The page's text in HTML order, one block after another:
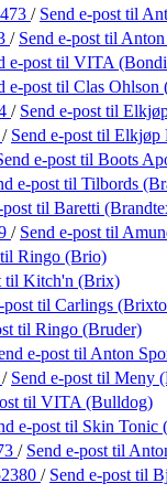
/ Send e-post til
/ Send e-post til Anton
e-post til VITA (Bondi
e-post til Clas Ohlson
/ Send e-post til
/ Send e-post til Elkjøp
e-post til Boots
e-post til Tilbords
post til Baretti
/ Send e-post til
til Ringo (Brio)
til Kitch'n (Brix)
post til Carlings
til Ringo (Bruder)
e-post til Anton
/ Send e-post til Meny
til VITA (Bulldog)
e-post til Skin Tonic
/ Send e-post til
/ Send e-post til